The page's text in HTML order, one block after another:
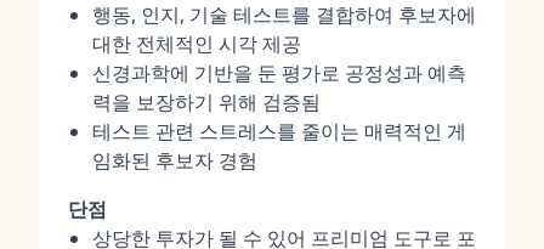
행동, 인지, 기술 테스트를 결합하여 후보자에
대한 전체적인 시각 제공
신경과학에 기반을 둔 평가로 공정성과 예측
력을 보장하기 위해 검증됨
테스트 관련 스트레스를 줄이는 매력적인 게
임화된 후보자 경험
단점
상당한 투자가 될 수 있어 프리미엄 도구로 포